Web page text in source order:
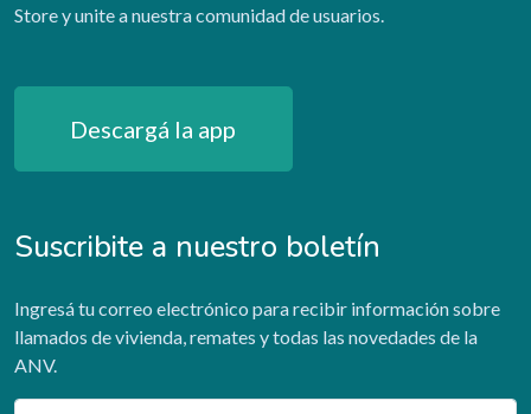
Store y unite a nuestra comunidad de usuarios.
Descargá la app
Suscribite a nuestro boletín
Ingresá tu correo electrónico para recibir información sobre
llamados de vivienda, remates y todas las novedades de la
ANV.